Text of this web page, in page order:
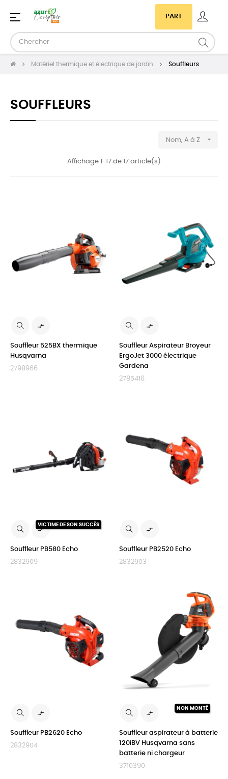
PART
Basculer
navigation
☰
Matériel thermique et électrique de jardin Souffleurs
SOUFFLEURS
Nom, A à Z 
Affichage 1-17 de 17 article(s)

Souffleur 525BX thermique
Husqvarna
2798966

Souffleur Aspirateur Broyeur
ErgoJet 3000 électrique
Gardena
2785416
VICTIME DE SON SUCCÈS

Souffleur PB580 Echo
2832909

Souffleur PB2520 Echo
2832903

Souffleur PB2620 Echo
2832904
NON MONTÉ

Souffleur aspirateur à batterie
120iBV Husqvarna sans
batterie ni chargeur
3710390